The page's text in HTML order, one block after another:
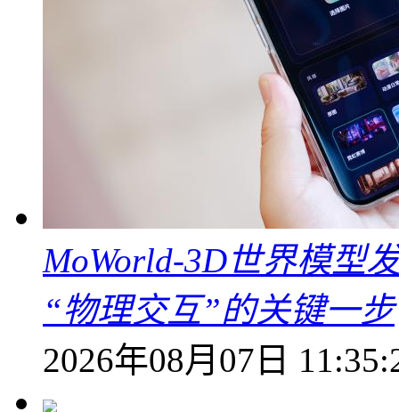
MoWorld-3D世界模型
“物理交互”的关键一步
2026年08月07日